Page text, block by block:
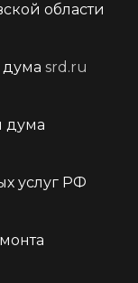
области
дума srd.ru
дума
услуг РФ